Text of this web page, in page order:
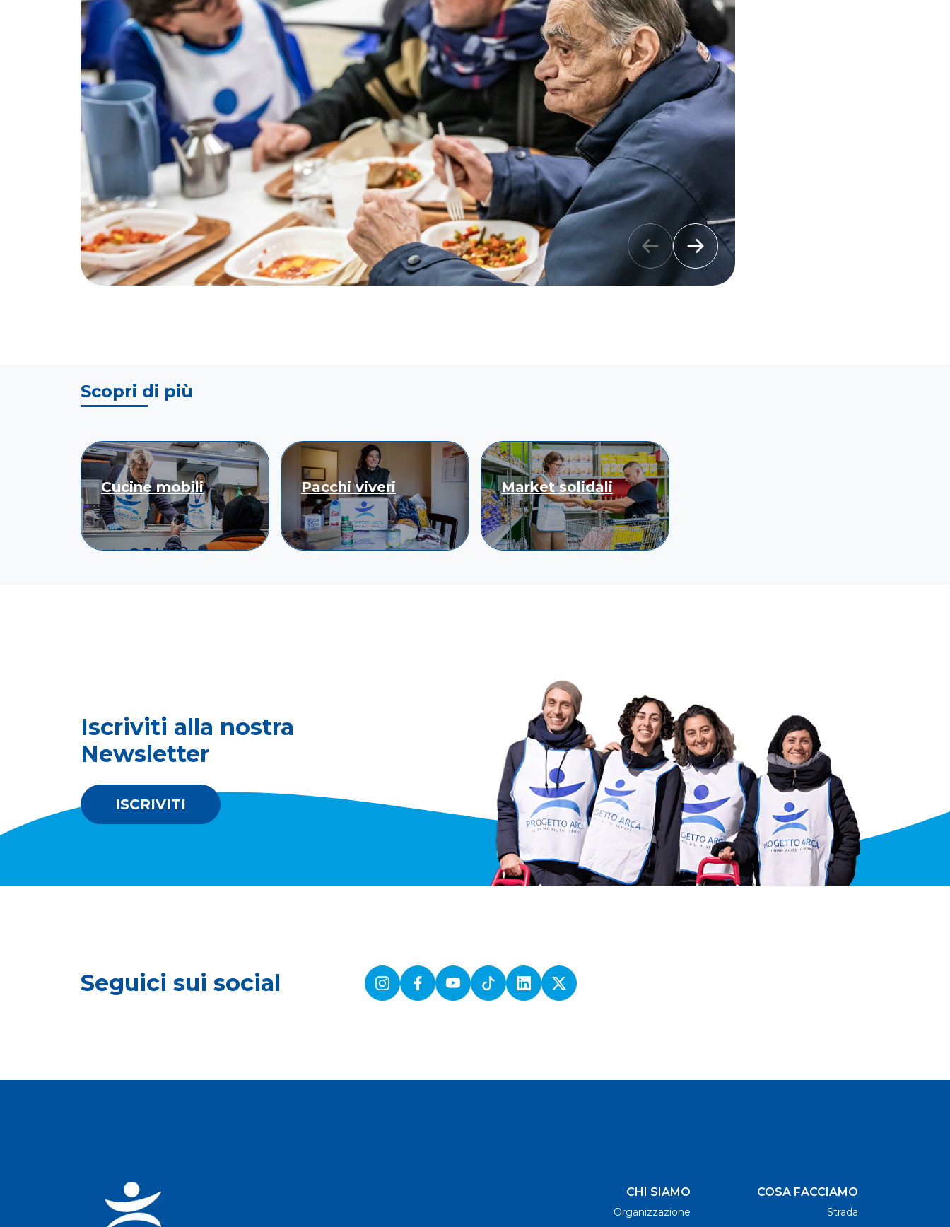
Previous slide
Next slide
Scopri di più
Cucine mobili
Scopri
Pacchi viveri
Scopri
Market solidali
Scopri
Iscriviti alla nostra
Newsletter
ISCRIVITI
Seguici sui social Instagram
Facebook
YoutubeTikTokLinkedinTwitter
CHI SIAMO
Organizzazione
COSA FACCIAMO
Strada